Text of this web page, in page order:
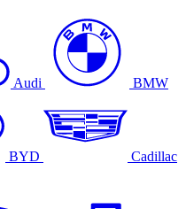
Audi BMW
BYD Cadillac